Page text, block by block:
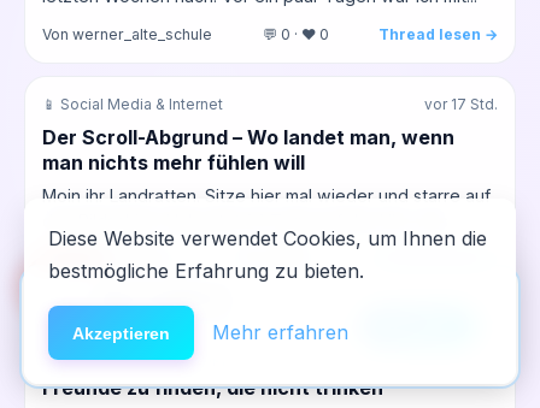
Von werner_alte_schule 💬 0 · ❤️ 0 Thread lesen →
📱 Social Media & Internet vor 17 Std.
Der Scroll-Abgrund – Wo landet man, wenn
man nichts mehr fühlen will
Moin ihr Landratten. Sitze hier mal wieder und starre auf
💉 Opioide & Heroin
Warum fällt es mir immer noch so schwer,
Freunde zu finden, die nicht trinken
🆘Hilfe
NeelixberliN auf dem Homescreen —
wie eine echte App.
Diese Website verwendet Cookies, um Ihnen die
bestmögliche Erfahrung zu bieten.
Akzeptieren Mehr erfahren